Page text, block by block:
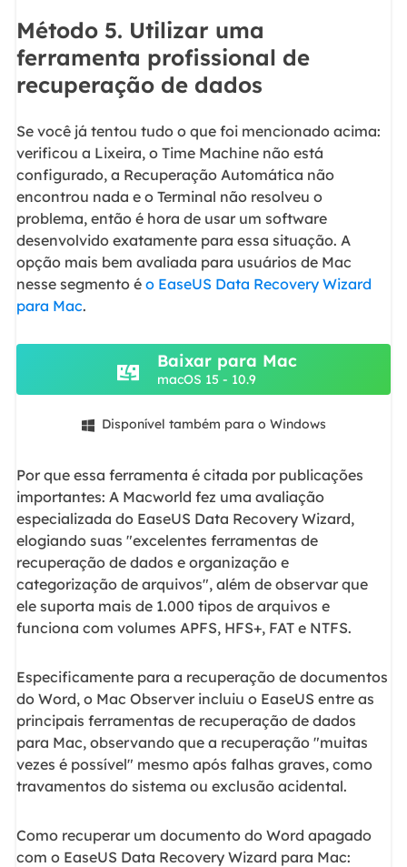
Método 5. Utilizar uma
ferramenta profissional de
recuperação de dados
Se você já tentou tudo o que foi mencionado acima:
verificou a Lixeira, o Time Machine não está
configurado, a Recuperação Automática não
encontrou nada e o Terminal não resolveu o
problema, então é hora de usar um software
desenvolvido exatamente para essa situação. A
opção mais bem avaliada para usuários de Mac
nesse segmento é o EaseUS Data Recovery Wizard
para Mac.
Baixar para Mac
macOS 15 - 10.9
 Disponível também para o Windows
Por que essa ferramenta é citada por publicações
importantes: A Macworld fez uma avaliação
especializada do EaseUS Data Recovery Wizard,
elogiando suas "excelentes ferramentas de
recuperação de dados e organização e
categorização de arquivos", além de observar que
ele suporta mais de 1.000 tipos de arquivos e
funciona com volumes APFS, HFS+, FAT e NTFS.
Especificamente para a recuperação de documentos
do Word, o Mac Observer incluiu o EaseUS entre as
principais ferramentas de recuperação de dados
para Mac, observando que a recuperação "muitas
vezes é possível" mesmo após falhas graves, como
travamentos do sistema ou exclusão acidental.
Como recuperar um documento do Word apagado
com o EaseUS Data Recovery Wizard para Mac: